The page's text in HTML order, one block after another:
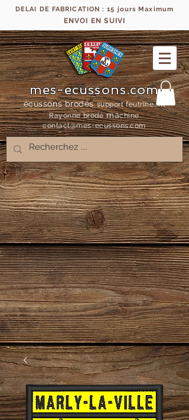
DELAI DE FABRICATION : 15 jours Maximum
ENVOI EN SUIVI
mes-ecussons.com
écussons brodés support feutrine, fil
Rayonne brodémachine
contact@mes-ecussons.com